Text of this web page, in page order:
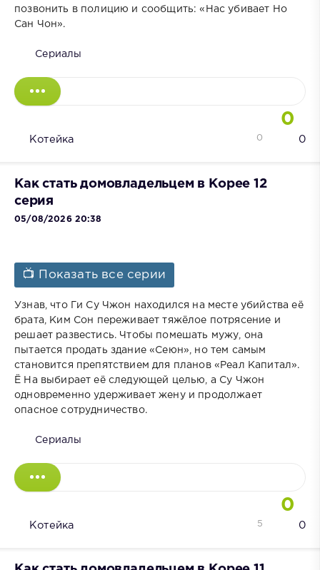
позвонить в полицию и сообщить: «Нас убивает Но
Сан Чон».
Сериалы
0
Котейка 0
0
Как стать домовладельцем в Корее 12
серия
05/08/2026 20:38
📺 Показать все серии
Узнав, что Ги Су Чжон находился на месте убийства её
брата, Ким Сон переживает тяжёлое потрясение и
решает развестись. Чтобы помешать мужу, она
пытается продать здание «Сеюн», но тем самым
становится препятствием для планов «Реал Капитал».
Ё На выбирает её следующей целью, а Су Чжон
одновременно удерживает жену и продолжает
опасное сотрудничество.
Сериалы
0
Котейка 0
5